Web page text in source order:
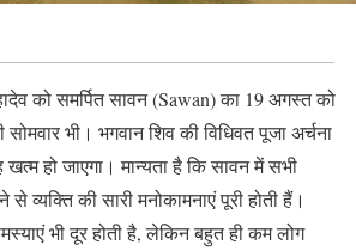
को समर्पित सावन (Sawan) का 19 अगस्त को
भी। भगवान शिव की विधिवत पूजा अर्चना
हो जाएगा। मान्यता है कि सावन में सभी
व्यक्ति की सारी मनोकामनाएं पूरी होती हैं।
भी दूर होती है, लेकिन बहुत ही कम लोग